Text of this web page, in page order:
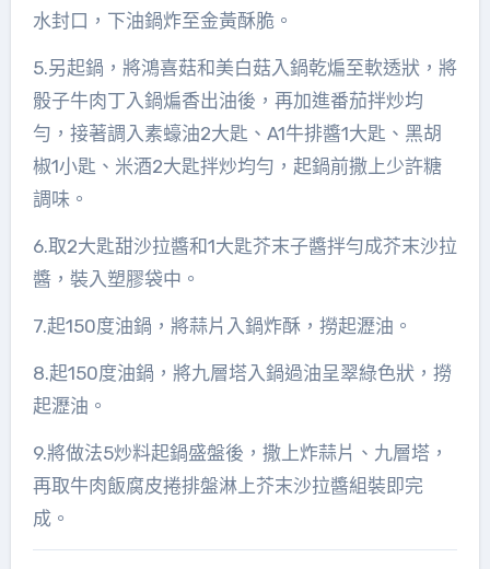
水封口，下油鍋炸至金黃酥脆。
5.另起鍋，將鴻喜菇和美白菇入鍋乾煸至軟透狀，將
骰子牛肉丁入鍋煸香出油後，再加進番茄拌炒均
勻，接著調入素蠔油2大匙、A1牛排醬1大匙、黑胡
椒1小匙、米酒2大匙拌炒均勻，起鍋前撒上少許糖
調味。
6.取2大匙甜沙拉醬和1大匙芥末子醬拌勻成芥末沙拉
醬，裝入塑膠袋中。
7.起150度油鍋，將蒜片入鍋炸酥，撈起瀝油。
8.起150度油鍋，將九層塔入鍋過油呈翠綠色狀，撈
起瀝油。
9.將做法5炒料起鍋盛盤後，撒上炸蒜片、九層塔，
再取牛肉飯腐皮捲排盤淋上芥末沙拉醬組裝即完
成。